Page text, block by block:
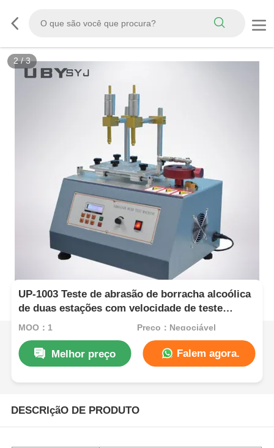
3/3
UP-1003 Teste de abrasão de borracha alcoólica
de duas estações com velocidade de teste
ajustável e função de memória de desligamento
MOQ：1 Preço：Negociável
Melhor preço Falem agora.
DESCRIçãO DE PRODUTO